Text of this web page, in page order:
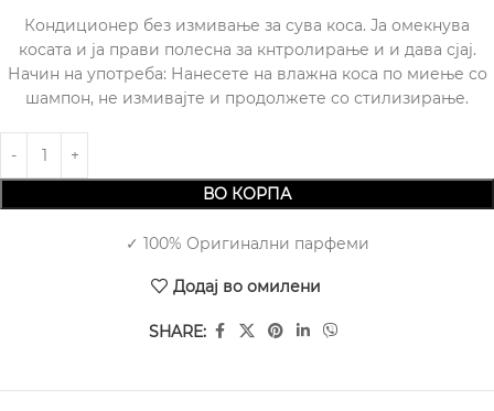
Кондиционер без измивање за сува коса. Ја омекнува
косата и ја прави полесна за кнтролирање и и дава сјај.
Начин на употреба: Нанесете на влажна коса по миење со
шампон, не измивајте и продолжете со стилизирање.
ВО КОРПА
✓ 100% Оригинални парфеми
Додај во омилени
SHARE: